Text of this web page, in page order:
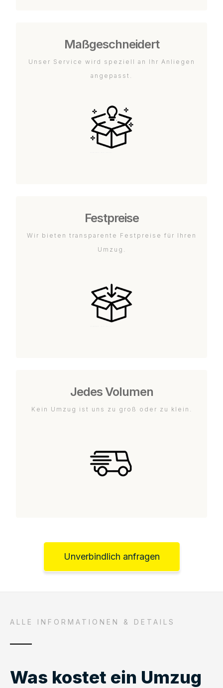
Maßgeschneidert
Unser Service wird speziell an Ihr Anliegen
angepasst.
Festpreise
Wir bieten transparente Festpreise für Ihren
Umzug.
Jedes Volumen
Kein Umzug ist uns zu groß oder zu klein.
Unverbindlich anfragen
ALLE INFORMATIONEN & DETAILS
Was kostet ein Umzug